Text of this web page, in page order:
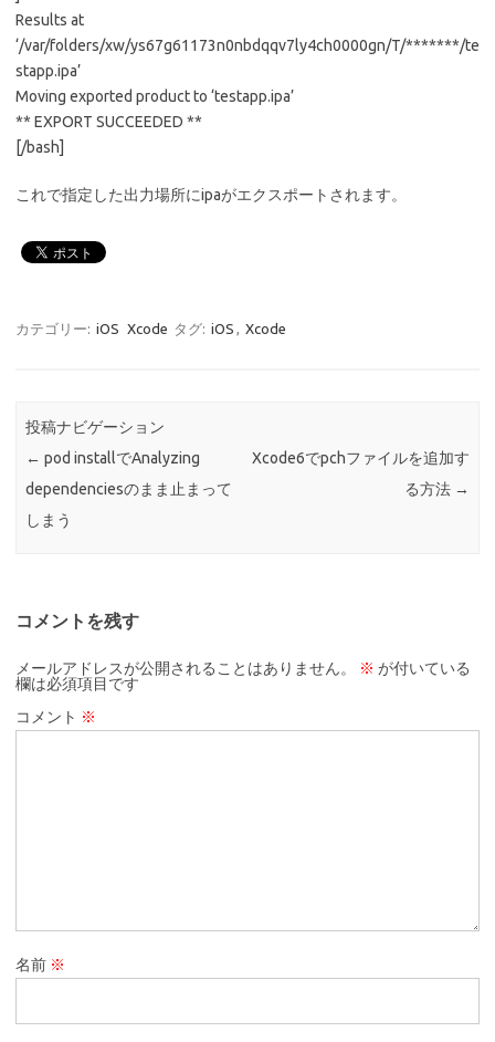
Results at
‘/var/folders/xw/ys67g61173n0nbdqqv7ly4ch0000gn/T/*******/te
stapp.ipa’
Moving exported product to ‘testapp.ipa’
** EXPORT SUCCEEDED **
[/bash]
これで指定した出力場所にipaがエクスポートされます。
カテゴリー: iOS Xcode タグ: iOS , Xcode
投稿ナビゲーション
← pod installでAnalyzing
dependenciesのまま止まって
しまう
Xcode6でpchファイルを追加す
る方法 →
コメントを残す
メールアドレスが公開されることはありません。 ※ が付いている
欄は必須項目です
コメント ※
名前 ※